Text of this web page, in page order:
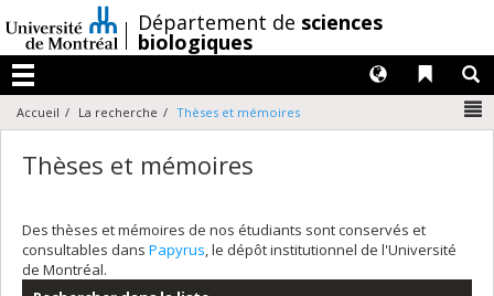
au
contenu
/Département de sciences
biologiques
Menu
Liens
Langues
Accueil La recherche Thèses et mémoires
Thèses et mémoires
Des thèses et mémoires de nos étudiants sont conservés et
consultables dans Papyrus, le dépôt institutionnel de l'Université
de Montréal.